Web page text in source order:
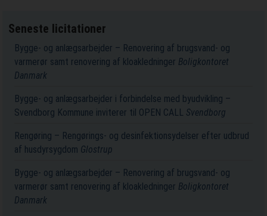
Seneste licitationer
Bygge- og anlægsarbejder – Renovering af brugsvand- og
varmerør samt renovering af kloakledninger Boligkontoret
Danmark
Bygge- og anlægsarbejder i forbindelse med byudvikling –
Svendborg Kommune inviterer til OPEN CALL Svendborg
Rengøring – Rengørings- og desinfektionsydelser efter udbrud
af husdyrsygdom Glostrup
Bygge- og anlægsarbejder – Renovering af brugsvand- og
varmerør samt renovering af kloakledninger Boligkontoret
Danmark